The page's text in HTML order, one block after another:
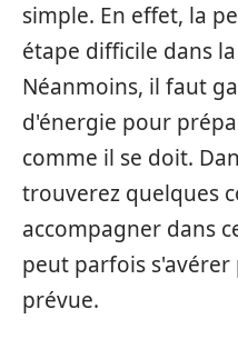
simple. En effet, la
étape difficile dans
Néanmoins, il faut
d'énergie pour
comme il se doit.
trouverez quelques
accompagner dans
peut parfois
prévue.